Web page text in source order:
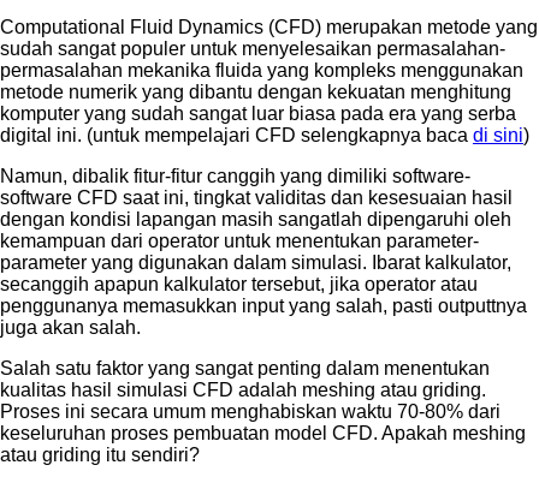
Computational Fluid Dynamics (CFD) merupakan metode yang
sudah sangat populer untuk menyelesaikan permasalahan-
permasalahan mekanika fluida yang kompleks menggunakan
metode numerik yang dibantu dengan kekuatan menghitung
komputer yang sudah sangat luar biasa pada era yang serba
digital ini. (untuk mempelajari CFD selengkapnya baca di sini)
Namun, dibalik fitur-fitur canggih yang dimiliki software-
software CFD saat ini, tingkat validitas dan kesesuaian hasil
dengan kondisi lapangan masih sangatlah dipengaruhi oleh
kemampuan dari operator untuk menentukan parameter-
parameter yang digunakan dalam simulasi. Ibarat kalkulator,
secanggih apapun kalkulator tersebut, jika operator atau
penggunanya memasukkan input yang salah, pasti outputtnya
juga akan salah.
Salah satu faktor yang sangat penting dalam menentukan
kualitas hasil simulasi CFD adalah meshing atau griding.
Proses ini secara umum menghabiskan waktu 70-80% dari
keseluruhan proses pembuatan model CFD. Apakah meshing
atau griding itu sendiri?